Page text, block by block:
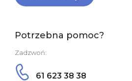
Potrzebna pomoc?
Zadzwoń:
61 623 38 38